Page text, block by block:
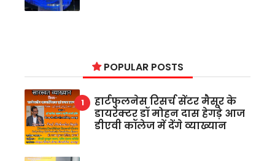
POPULAR POSTS
हार्टफुलनेस रिसर्च सेंटर मैसूर के
डायरेक्टर डॉ मोहन दास हेगड़े आज
डीएवी कॉलेज में देंगे व्याख्यान